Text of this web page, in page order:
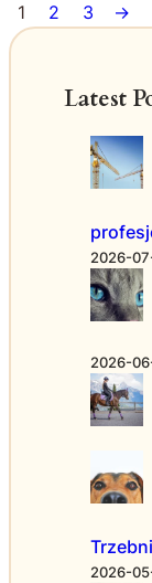
1 2 3 →
Latest
2026-
2026-
2026-